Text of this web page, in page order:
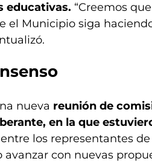
educativas. “Creemos
el Municipio siga
nueva reunión de
en la que
los representantes
avanzar con nuevas